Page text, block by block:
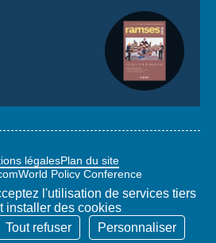
légalesPlan du site
World Policy Conference
l'utilisation de services tiers
installer des cookies
Tout refuser Personnaliser